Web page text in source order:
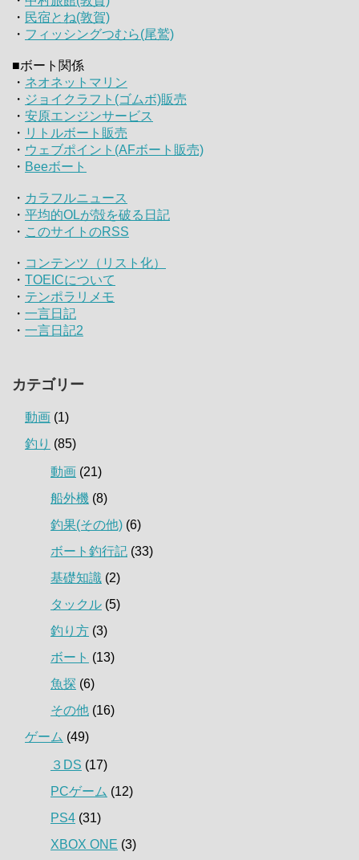
・ 民宿とね(敦賀)
・ フィッシングつむら(尾鷲)
■ボート関係
・ ネオネットマリン
・ ジョイクラフト(ゴムボ)販売
・ 安原エンジンサービス
・ リトルボート販売
・ ウェブポイント(AFボート販売)
・ Beeボート
・ カラフルニュース
・ 平均的OLが殻を破る日記
・ このサイトのRSS
・ コンテンツ（リスト化）
・ TOEICについて
・ テンポラリメモ
・ 一言日記
・ 一言日記2
カテゴリー
動画 (1)
釣り (85)
動画 (21)
船外機 (8)
釣果(その他) (6)
ボート釣行記 (33)
基礎知識 (2)
タックル (5)
釣り方 (3)
ボート (13)
魚探 (6)
その他 (16)
ゲーム (49)
３DS (17)
PCゲーム (12)
PS4 (31)
XBOX ONE (3)